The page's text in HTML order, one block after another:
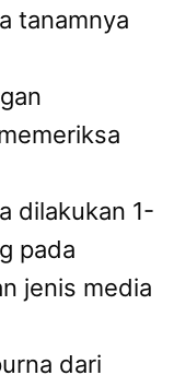
tanamnya
dilakukan 1-
pada
jenis media
dari